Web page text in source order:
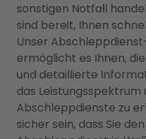
sonstigen Notfall
sind bereit, Ihnen
Unser
ermöglicht es Ihnen,
und detaillierte
das
Abschleppdienste zu
sicher sein, dass Sie